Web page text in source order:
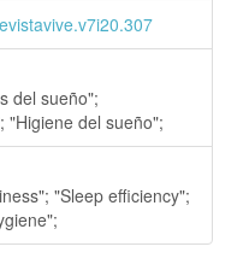
del sueño";
"Higiene del sueño";
"Sleep efficiency";